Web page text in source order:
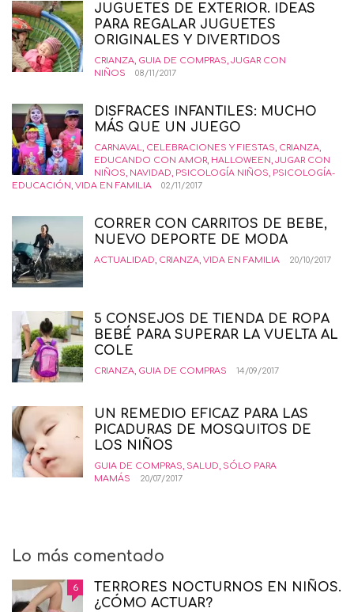
JUGUETES DE EXTERIOR. IDEAS
PARA REGALAR JUGUETES
ORIGINALES Y DIVERTIDOS
CRIANZA, GUIA DE COMPRAS, JUGAR CON
NIÑOS
08/11/2017
DISFRACES INFANTILES: MUCHO
MÁS QUE UN JUEGO
CARNAVAL, CELEBRACIONES Y FIESTAS, CRIANZA,
EDUCANDO CON AMOR, HALLOWEEN, JUGAR CON
NIÑOS, NAVIDAD, PSICOLOGÍA NIÑOS, PSICOLOGÍA-
EDUCACIÓN, VIDA EN FAMILIA 02/11/2017
CORRER CON CARRITOS DE BEBE,
NUEVO DEPORTE DE MODA
ACTUALIDAD, CRIANZA, VIDA EN FAMILIA 20/10/2017
5 CONSEJOS DE TIENDA DE ROPA
BEBÉ PARA SUPERAR LA VUELTA AL
COLE
CRIANZA, GUIA DE COMPRAS 14/09/2017
UN REMEDIO EFICAZ PARA LAS
PICADURAS DE MOSQUITOS DE
LOS NIÑOS
GUIA DE COMPRAS, SALUD, SÓLO PARA
MAMÁS
20/07/2017
Lo más comentado
6
TERRORES NOCTURNOS EN NIÑOS.
¿CÓMO ACTUAR?